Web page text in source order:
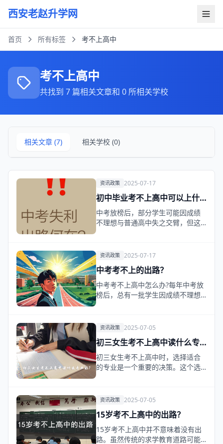
西安老赵升学网
首页 所有标签 考不上高中
考不上高中
共找到 7 篇相关文章和 0 所相关学校
相关文章 (7) 相关学校 (0)
资讯政策 2025-07-17
初中毕业考不上高中可以上什
么学校?
中考放榜后，部分学生可能因成绩
不理想与普通高中失之交臂，但这
资讯政策 2025-07-17
中考考不上的出路？
中考考不上高中怎么办?每年中考放
榜后，总有一批学生因成绩不理想
资讯政策 2025-07-05
初三女生考不上高中读什么专
业好?
初三女生考不上高中时，选择适合
的专业是一个重要的决策。这个选
资讯政策 2025-07-05
15岁考不上高中的出路？
15岁考不上高中并不意味着没有出
路。虽然传统的求学教育道路可能